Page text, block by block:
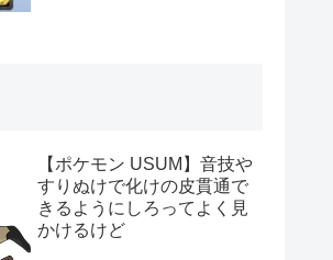
【ポケモン USUM】音技や
すりぬけで化けの皮貫通で
きるようにしろってよく見
かけるけど